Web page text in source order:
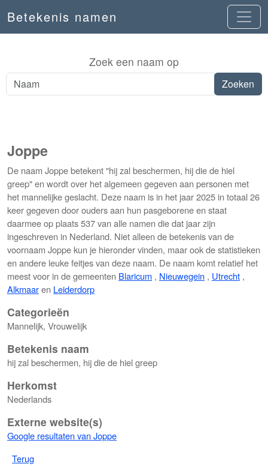
Betekenis namen
Zoek een naam op
Joppe
De naam Joppe betekent "hij zal beschermen, hij die de hiel
greep" en wordt over het algemeen gegeven aan personen met
het mannelijke geslacht. Deze naam is in het jaar 2025 in totaal 26
keer gegeven door ouders aan hun pasgeborene en staat
daarmee op plaats 537 van alle namen die dat jaar zijn
ingeschreven in Nederland. Niet alleen de betekenis van de
voornaam Joppe kun je hieronder vinden, maar ook de statistieken
en andere leuke feitjes van deze naam. De naam komt relatief het
meest voor in de gemeenten Blaricum , Nieuwegein , Utrecht ,
Alkmaaren Leiderdorp
Categorieën
Mannelijk, Vrouwelijk
Betekenis naam
hij zal beschermen, hij die de hiel greep
Herkomst
Nederlands
Externe website(s)
Google resultaten van Joppe
Terug